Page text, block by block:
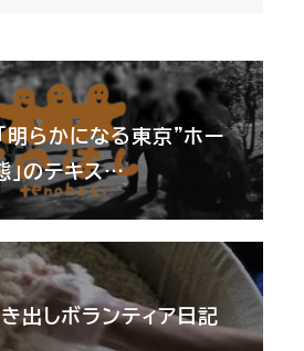
明らかになる東京”ホー
」のテキス…
しボランティア日記